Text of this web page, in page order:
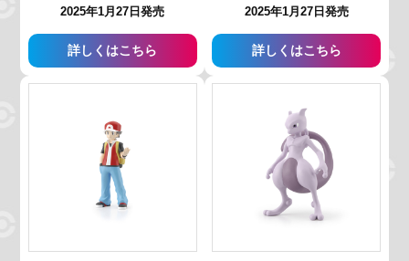
2025年1月27日発売
詳しくはこちら
2025年1月27日発売
詳しくはこちら